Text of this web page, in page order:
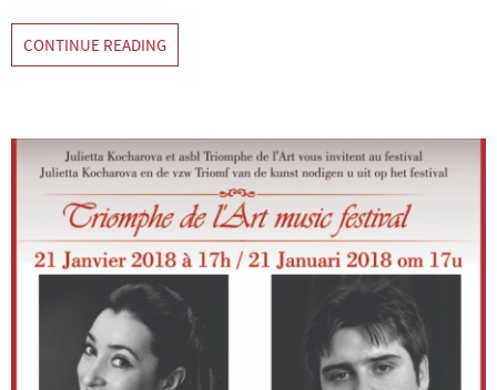
CONTINUE READING